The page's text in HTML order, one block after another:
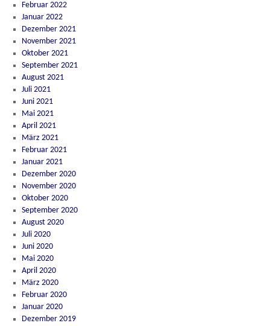
Februar 2022
Januar 2022
Dezember 2021
November 2021
Oktober 2021
September 2021
August 2021
Juli 2021
Juni 2021
Mai 2021
April 2021
März 2021
Februar 2021
Januar 2021
Dezember 2020
November 2020
Oktober 2020
September 2020
August 2020
Juli 2020
Juni 2020
Mai 2020
April 2020
März 2020
Februar 2020
Januar 2020
Dezember 2019